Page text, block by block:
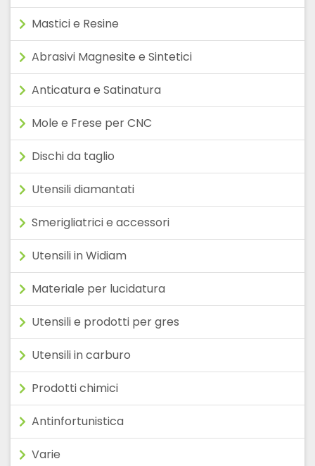
Mastici e Resine
Abrasivi Magnesite e Sintetici
Anticatura e Satinatura
Mole e Frese per CNC
Dischi da taglio
Utensili diamantati
Smerigliatrici e accessori
Utensili in Widiam
Materiale per lucidatura
Utensili e prodotti per gres
Utensili in carburo
Prodotti chimici
Antinfortunistica
Varie